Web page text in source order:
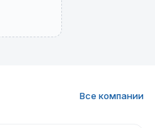
Все компании